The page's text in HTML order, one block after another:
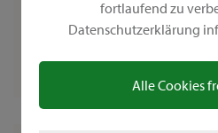
fortlaufend zu
Datenschutzerklärung
Alle Cookies
significa tempo di giardino.
maggior parte del tuo